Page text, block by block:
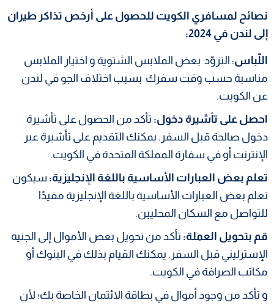
نصائح لمسافري الكويت للحصول على أرخص تذاكر طيران
إلى لندن في 2024:
اللّباس: التزوّد بعض الملابس الشتوية و اختيار الملابس
مناسبة حسب وقت سفرك بسبب اختلاف الجو في لندن
عن الكويت.
احصل على تأشيرة دخول: تأكد من الحصول على تأشيرة
دخول صالحة قبل السفر. يمكنك التقديم على تأشيرة عبر
الإنترنت أو في سفارة المملكة المتحدة في الكويت.
تعلم بعض العبارات الأساسية باللغة الإنجليزية: سيكون
تعلم بعض العبارات الأساسية باللغة الإنجليزية مفيدًا
للتواصل مع السكان المحليين.
قم بتحويل العملة: تأكد من تحويل بعض الأموال إلى الجنيه
الإسترليني قبل السفر. يمكنك القيام بذلك في البنوك أو
مكاتب الصرافة في الكويت.
و تأكد من وجود أموال في بطاقة الائتمان الخاصة بك؛ لأن